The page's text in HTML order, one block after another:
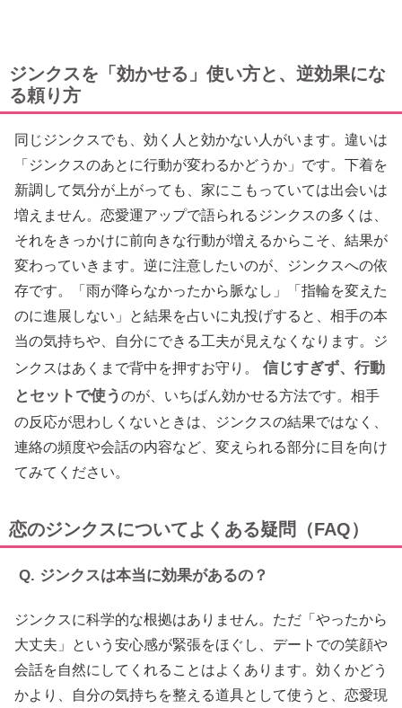
ジンクスを「効かせる」使い方と、逆効果にな
る頼り方
同じジンクスでも、効く人と効かない人がいます。違いは
「ジンクスのあとに行動が変わるかどうか」です。下着を
新調して気分が上がっても、家にこもっていては出会いは
増えません。恋愛運アップで語られるジンクスの多くは、
それをきっかけに前向きな行動が増えるからこそ、結果が
変わっていきます。逆に注意したいのが、ジンクスへの依
存です。「雨が降らなかったから脈なし」「指輪を変えた
のに進展しない」と結果を占いに丸投げすると、相手の本
当の気持ちや、自分にできる工夫が見えなくなります。ジ
ンクスはあくまで背中を押すお守り。
信じすぎず、行動
とセットで使うのが、いちばん効かせる方法です。相手
の反応が思わしくないときは、ジンクスの結果ではなく、
連絡の頻度や会話の内容など、変えられる部分に目を向け
てみてください。
恋のジンクスについてよくある疑問（FAQ）
Q. ジンクスは本当に効果があるの？
ジンクスに科学的な根拠はありません。ただ「やったから
大丈夫」という安心感が緊張をほぐし、デートでの笑顔や
会話を自然にしてくれることはよくあります。効くかどう
かより、自分の気持ちを整える道具として使うと、恋愛現